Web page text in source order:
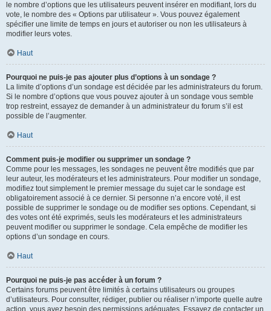
le nombre d’options que les utilisateurs peuvent insérer en modifiant, lors du
vote, le nombre des « Options par utilisateur ». Vous pouvez également
spécifier une limite de temps en jours et autoriser ou non les utilisateurs à
modifier leurs votes.
Haut
Pourquoi ne puis-je pas ajouter plus d’options à un sondage ?
La limite d’options d’un sondage est décidée par les administrateurs du forum.
Si le nombre d’options que vous pouvez ajouter à un sondage vous semble
trop restreint, essayez de demander à un administrateur du forum s’il est
possible de l’augmenter.
Haut
Comment puis-je modifier ou supprimer un sondage ?
Comme pour les messages, les sondages ne peuvent être modifiés que par
leur auteur, les modérateurs et les administrateurs. Pour modifier un sondage,
modifiez tout simplement le premier message du sujet car le sondage est
obligatoirement associé à ce dernier. Si personne n’a encore voté, il est
possible de supprimer le sondage ou de modifier ses options. Cependant, si
des votes ont été exprimés, seuls les modérateurs et les administrateurs
peuvent modifier ou supprimer le sondage. Cela empêche de modifier les
options d’un sondage en cours.
Haut
Pourquoi ne puis-je pas accéder à un forum ?
Certains forums peuvent être limités à certains utilisateurs ou groupes
d’utilisateurs. Pour consulter, rédiger, publier ou réaliser n’importe quelle autre
action, vous avez besoin des permissions adéquates. Essayez de contacter un